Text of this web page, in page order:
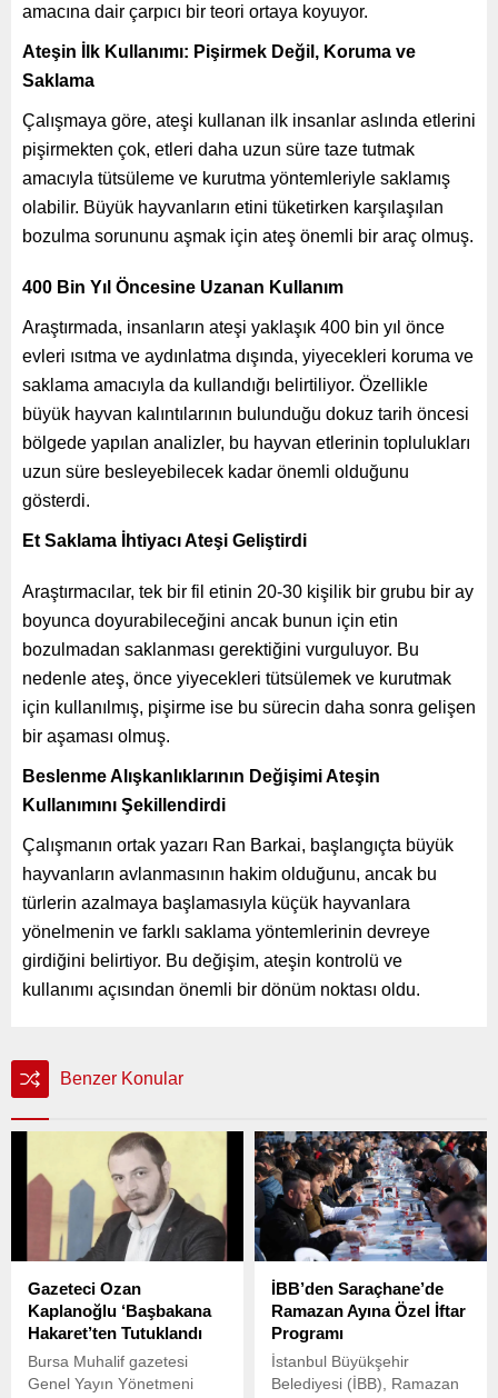
amacına dair çarpıcı bir teori ortaya koyuyor.
Ateşin İlk Kullanımı: Pişirmek Değil, Koruma ve
Saklama
Çalışmaya göre, ateşi kullanan ilk insanlar aslında etlerini
pişirmekten çok, etleri daha uzun süre taze tutmak
amacıyla tütsüleme ve kurutma yöntemleriyle saklamış
olabilir. Büyük hayvanların etini tüketirken karşılaşılan
bozulma sorununu aşmak için ateş önemli bir araç olmuş.
400 Bin Yıl Öncesine Uzanan Kullanım
Araştırmada, insanların ateşi yaklaşık 400 bin yıl önce
evleri ısıtma ve aydınlatma dışında, yiyecekleri koruma ve
saklama amacıyla da kullandığı belirtiliyor. Özellikle
büyük hayvan kalıntılarının bulunduğu dokuz tarih öncesi
bölgede yapılan analizler, bu hayvan etlerinin toplulukları
uzun süre besleyebilecek kadar önemli olduğunu
gösterdi.
Et Saklama İhtiyacı Ateşi Geliştirdi
Araştırmacılar, tek bir fil etinin 20-30 kişilik bir grubu bir ay
boyunca doyurabileceğini ancak bunun için etin
bozulmadan saklanması gerektiğini vurguluyor. Bu
nedenle ateş, önce yiyecekleri tütsülemek ve kurutmak
için kullanılmış, pişirme ise bu sürecin daha sonra gelişen
bir aşaması olmuş.
Beslenme Alışkanlıklarının Değişimi Ateşin
Kullanımını Şekillendirdi
Çalışmanın ortak yazarı Ran Barkai, başlangıçta büyük
hayvanların avlanmasının hakim olduğunu, ancak bu
türlerin azalmaya başlamasıyla küçük hayvanlara
yönelmenin ve farklı saklama yöntemlerinin devreye
girdiğini belirtiyor. Bu değişim, ateşin kontrolü ve
kullanımı açısından önemli bir dönüm noktası oldu.
Benzer Konular
Gazeteci Ozan
Kaplanoğlu ‘Başbakana
Hakaret’ten Tutuklandı
Bursa Muhalif gazetesi
Genel Yayın Yönetmeni
İBB’den Saraçhane’de
Ramazan Ayına Özel İftar
Programı
İstanbul Büyükşehir
Belediyesi (İBB), Ramazan